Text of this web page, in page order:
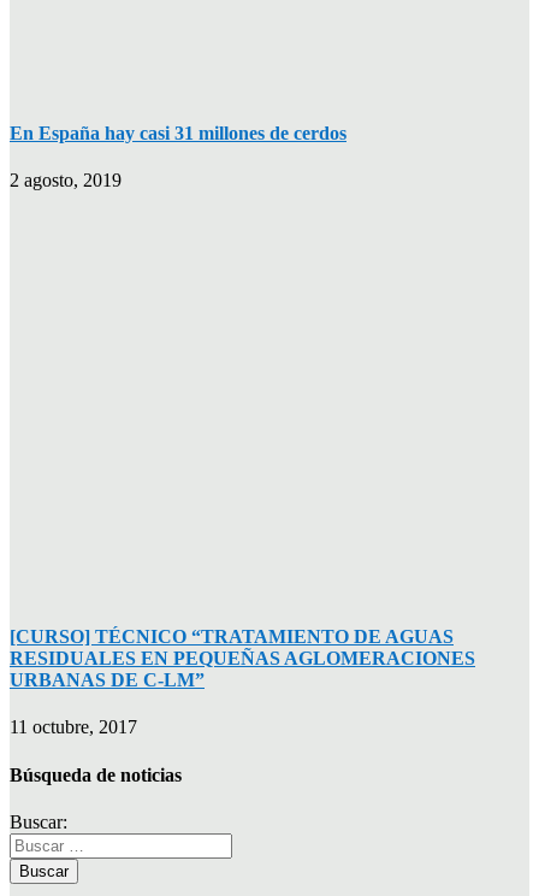
En España hay casi 31 millones de cerdos
2 agosto, 2019
[CURSO] TÉCNICO “TRATAMIENTO DE AGUAS
RESIDUALES EN PEQUEÑAS AGLOMERACIONES
URBANAS DE C-LM”
11 octubre, 2017
Búsqueda de noticias
Buscar: